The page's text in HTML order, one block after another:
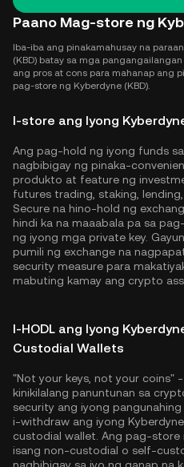
Paano Mag-store ng
Iba-iba ang pinakamahusay na
(KBD) batay sa mga
ang pros at cons para mahanap ang
pag-store ng Kyberdyne (KBD).
I-store ang Iyong
Ang pag-hold ng iyong funds
nagbibigay ng pinaka-
produkto at feature ng
futures trading, staking,
Secure na hino-hold ng
hindi ka na maaabala pa sa
ng iyong mga private key.
pumili ng exchange na
security measure para
mabuting kamay ang crypto
I-HODL ang Iyong
Custodial Wallets
"Not your keys, not your coins"
kinikilalang panuntunan sa
security ang iyong
i-withdraw ang iyong
custodial wallet. Ang pag-store
isang non-custodial o self-